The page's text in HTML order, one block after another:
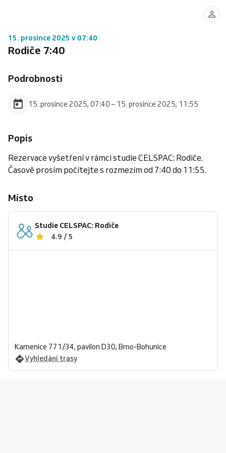
15. prosince 2025 v 07:40
Rodiče 7:40
Podrobnosti
15. prosince 2025, 07:40 – 15. prosince 2025, 11:55
Popis
Rezervace vyšetření v rámci studie CELSPAC: Rodiče.
Časově prosím počítejte s rozmezím od 7:40 do 11:55.
Místo
Studie CELSPAC: Rodiče
4.9 / 5
Kamenice 771/34, pavilon D30, Brno-Bohunice
Vyhledání trasy